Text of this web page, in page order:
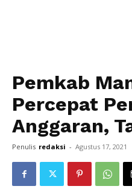
Pemkab
Percepat
Anggaran,
Penulis redaksi - Agustus 17, 2021